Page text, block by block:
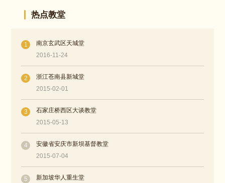
热点教堂
1
南京玄武区天城堂
2016-11-24
2
浙江苍南县新城堂
2015-02-01
3
石家庄桥西区大谈教堂
2015-05-13
4
安徽省安庆市新坝基督教堂
2015-07-04
5
新加坡华人重生堂